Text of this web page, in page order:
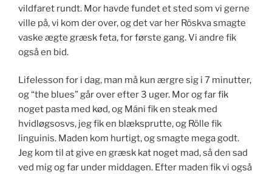
vildfaret rundt. Mor havde fundet et sted som vi gerne
ville på, vi kom der over, og det var her Röskva smagte
vaske ægte græsk feta, for første gang. Vi andre fik
også en bid.
Lifelesson for i dag, man må kun ærgre sig i 7 minutter,
og “the blues” går over efter 3 uger. Mor og far fik
noget pasta med kød, og Máni fik en steak med
hvidløgsosvs, jeg fik en blæksprutte, og Rölle fik
linguinis. Maden kom hurtigt, og smagte mega godt.
Jeg kom til at give en græsk kat noget mad, så den sad
ved mig og far under middagen. Efter maden fik vi også